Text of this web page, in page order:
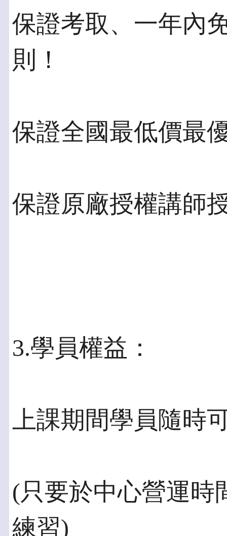
保證考取、一年內
則！
保證全國最低價最
保證原廠授權講師
3.學員權益：
上課期間學員隨時
(只要於中心營運時
練習)